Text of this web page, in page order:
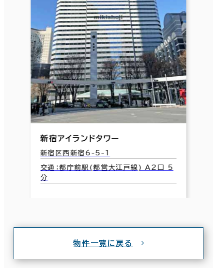
新宿アイランドタワー
新宿区西新宿6-5-1
交通：都庁前駅(都営大江戸線) A2口 5
分
物件一覧に戻る